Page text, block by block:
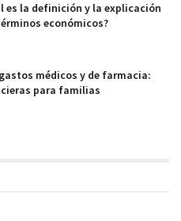
es la definición y la explicación
económicos?
médicos y de farmacia:
para familias